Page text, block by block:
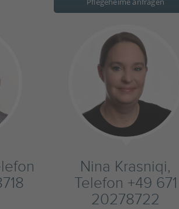
Nina Krasniqi,
Telefon +49 671
20278722